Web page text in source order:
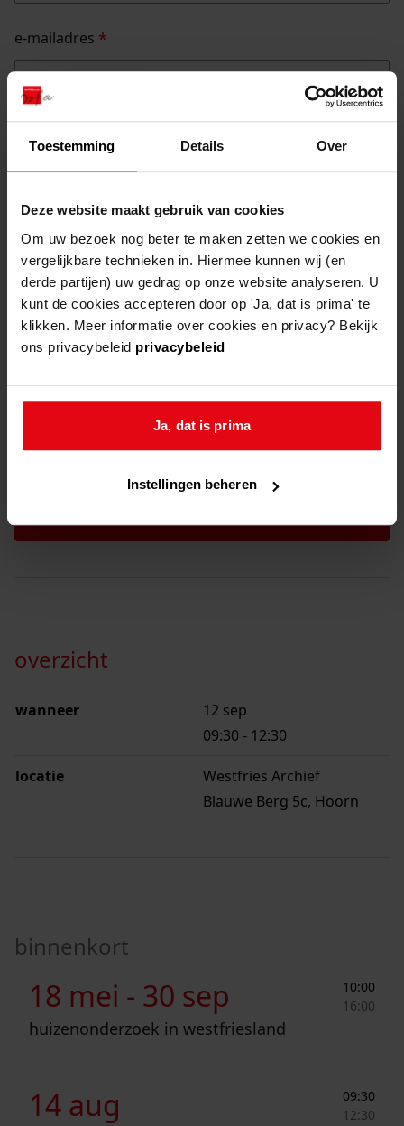
Toestemming Details Over
Deze website maakt gebruik van cookies
Om uw bezoek nog beter te maken zetten we cookies en
vergelijkbare technieken in. Hiermee kunnen wij (en
derde partijen) uw gedrag op onze website analyseren. U
kunt de cookies accepteren door op 'Ja, dat is prima' te
klikken. Meer informatie over cookies en privacy? Bekijk
ons privacybeleid privacybeleid
Ja, dat is prima
Instellingen beheren
e-mailadres *
opmerkingen
instemming
ik ga akkoord met deprivacyverklaring*
overzicht
wanneer
12 sep
09:30 - 12:30
locatie
Westfries Archief
Blauwe Berg 5c, Hoorn
binnenkort
18 mei - 30 sep
10:00
16:00
huizenonderzoek in westfriesland
14 aug
09:30
12:30